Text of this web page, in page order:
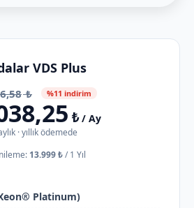
VDS Plus
₺ %11 indirim
₺/ Ay
· yıllık ödemede
13.999 ₺/1 Yıl
Platinum)